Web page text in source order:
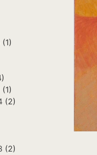
(1)
(1)
(2)
(2)